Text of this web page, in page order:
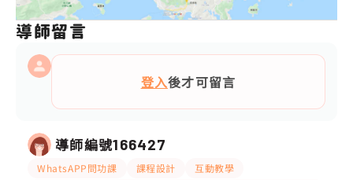
導師留言
登入後才可留言
導師編號166427
WhatsAPP問功課 課程設計 互動教學